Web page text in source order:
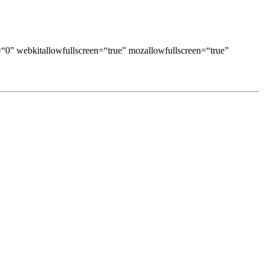
webkitallowfullscreen=“true” mozallowfullscreen=“true”